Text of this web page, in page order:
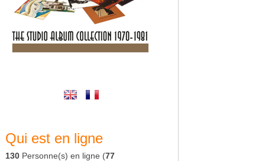
Qui est en ligne
130 Personne(s) en ligne (77